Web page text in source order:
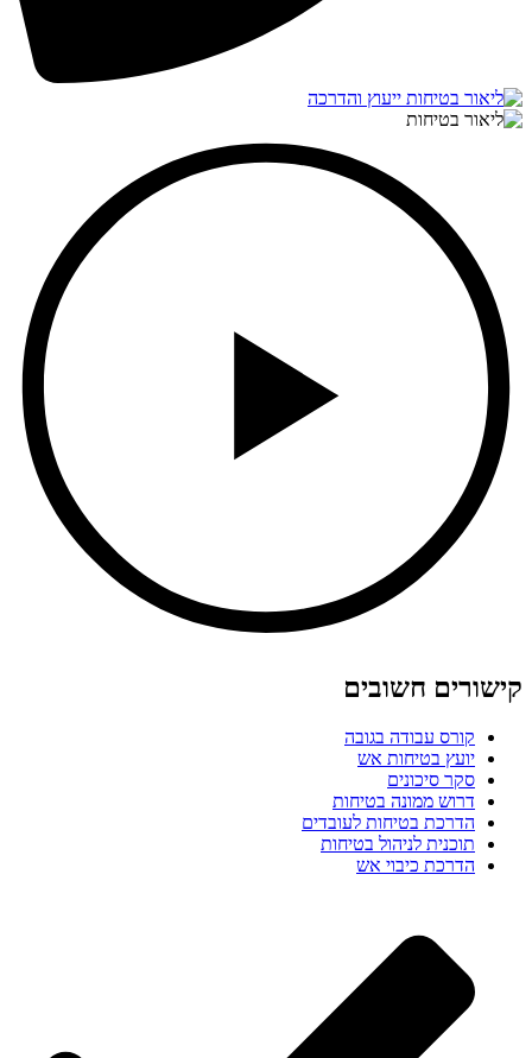
קישורים חשובים
קורס עבודה בגובה
יועץ בטיחות אש
סקר סיכונים
דרוש ממונה בטיחות
הדרכת בטיחות לעובדים
תוכנית לניהול בטיחות
הדרכת כיבוי אש